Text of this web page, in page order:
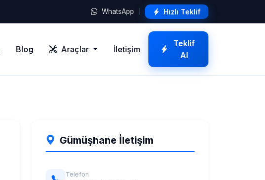
WhatsApp Hızlı Teklif
Blog Araçlar İletişim
Teklif
Al
Gümüşhane İletişim
Telefon